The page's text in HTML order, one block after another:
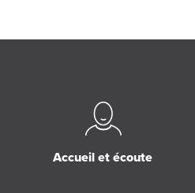
Accueil et écoute